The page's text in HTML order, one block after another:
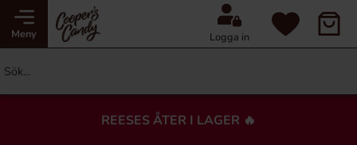
Meny Logga in
REESES ÅTER I LAGER 🔥